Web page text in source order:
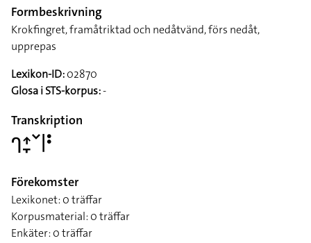
Formbeskrivning
Krokfingret, framåtriktad och nedåtvänd, förs nedåt,
upprepas
Lexikon-ID:02870
Glosa i STS-korpus:-
Transkription
􌤪􌤴􌥙􌥧􌥼􌥻
Förekomster
Lexikonet: 0 träffar
Korpusmaterial: 0 träffar
Enkäter: 0 träffar